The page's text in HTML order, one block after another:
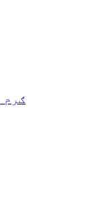
ګرم